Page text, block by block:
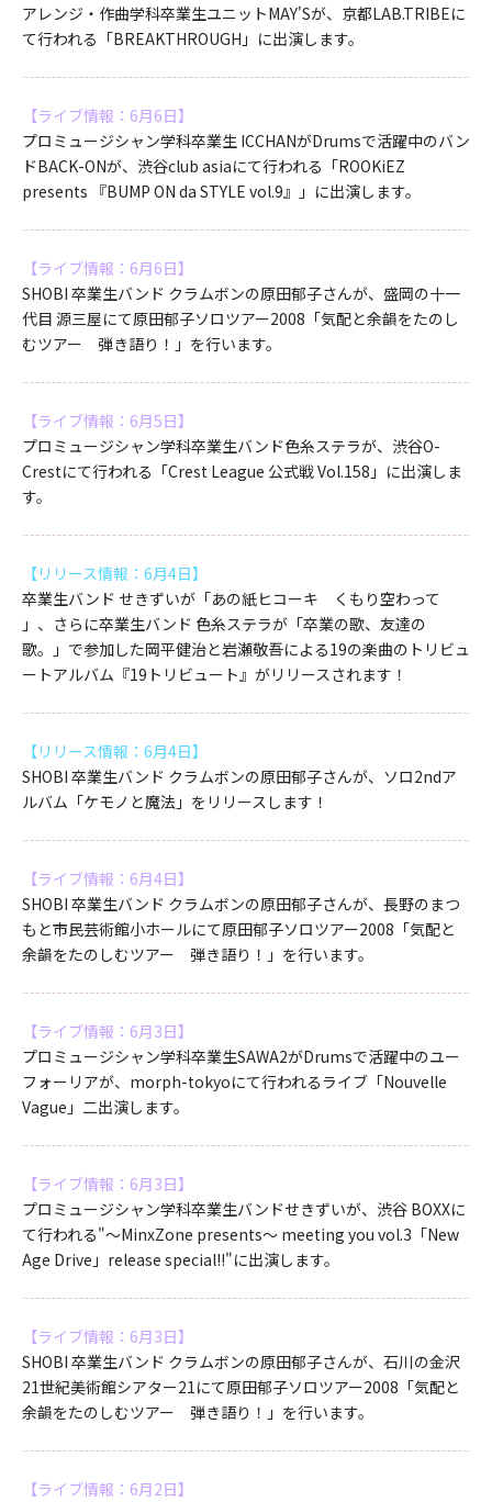
アレンジ・作曲学科卒業生ユニットMAY'Sが、京都LAB.TRIBEに
て行われる「BREAKTHROUGH」に出演します。
【ライブ情報：6月6日】
プロミュージシャン学科卒業生 ICCHANがDrumsで活躍中のバン
ドBACK-ONが、渋谷club asiaにて行われる「ROOKiEZ
presents 『BUMP ON da STYLE vol.9』」に出演します。
【ライブ情報：6月6日】
SHOBI 卒業生バンド クラムボンの原田郁子さんが、盛岡の十一
代目 源三屋にて原田郁子ソロツアー2008「気配と余韻をたのし
むツアー 弾き語り！」を行います。
【ライブ情報：6月5日】
プロミュージシャン学科卒業生バンド色糸ステラが、渋谷O-
Crestにて行われる「Crest League 公式戦 Vol.158」に出演しま
す。
【リリース情報：6月4日】
卒業生バンド せきずいが「あの紙ヒコーキ くもり空わって
」、さらに卒業生バンド 色糸ステラが「卒業の歌、友達の
歌。」で参加した岡平健治と岩瀬敬吾による19の楽曲のトリビュ
ートアルバム『19トリビュート』がリリースされます！
【リリース情報：6月4日】
SHOBI 卒業生バンド クラムボンの原田郁子さんが、ソロ2ndア
ルバム「ケモノと魔法」をリリースします！
【ライブ情報：6月4日】
SHOBI 卒業生バンド クラムボンの原田郁子さんが、長野のまつ
もと市民芸術館小ホールにて原田郁子ソロツアー2008「気配と
余韻をたのしむツアー 弾き語り！」を行います。
【ライブ情報：6月3日】
プロミュージシャン学科卒業生SAWA2がDrumsで活躍中のユー
フォーリアが、morph-tokyoにて行われるライブ「Nouvelle
Vague」二出演します。
【ライブ情報：6月3日】
プロミュージシャン学科卒業生バンドせきずいが、渋谷 BOXXに
て行われる"～MinxZone presents～ meeting you vol.3「New
Age Drive」release special!!"に出演します。
【ライブ情報：6月3日】
SHOBI 卒業生バンド クラムボンの原田郁子さんが、石川の金沢
21世紀美術館シアター21にて原田郁子ソロツアー2008「気配と
余韻をたのしむツアー 弾き語り！」を行います。
【ライブ情報：6月2日】